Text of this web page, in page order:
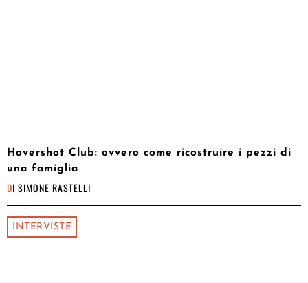
Hovershot Club: ovvero come ricostruire i pezzi di
una famiglia
DI SIMONE RASTELLI
INTERVISTE